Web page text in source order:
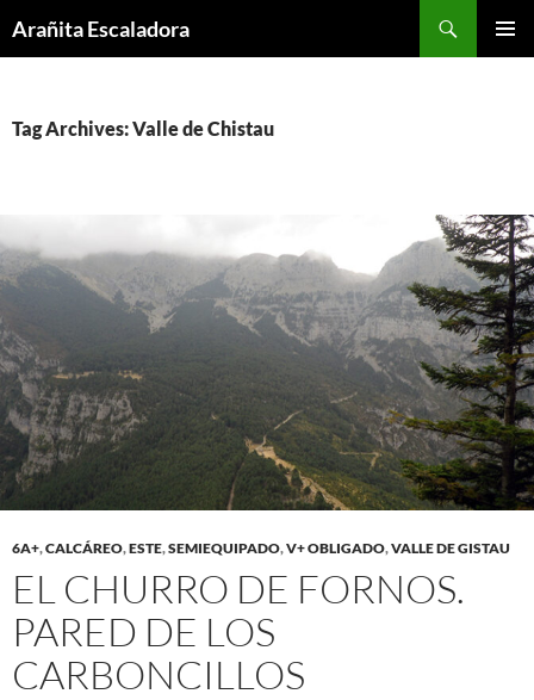
toArañita Escaladora
Tag Archives: Valle de Chistau
6A+,CALCÁREO,ESTE,SEMIEQUIPADO,V+ OBLIGADO,VALLE DE GISTAU
EL CHURRO DE FORNOS.
PARED DE LOS
CARBONCILLOS